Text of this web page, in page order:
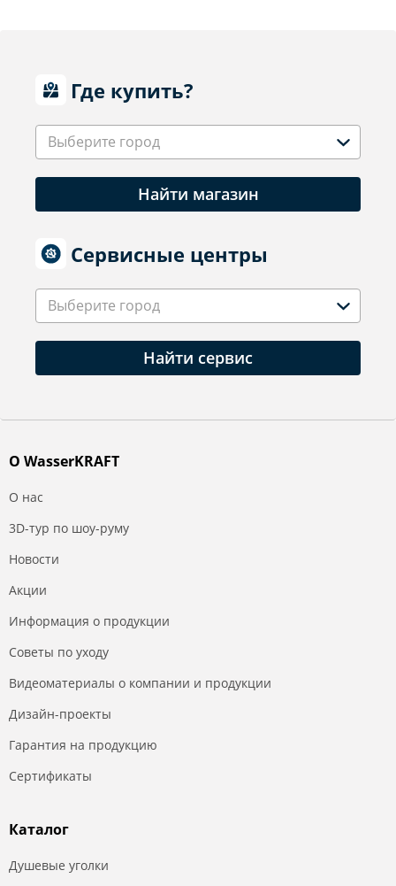
Где купить?
Выберите город
Найти магазин
Сервисные центры
Выберите город
Найти сервис
О WasserKRAFT
О нас
3D-тур по шоу-руму
Новости
Акции
Информация о продукции
Советы по уходу
Видеоматериалы о компании и продукции
Дизайн-проекты
Гарантия на продукцию
Сертификаты
Каталог
Душевые уголки